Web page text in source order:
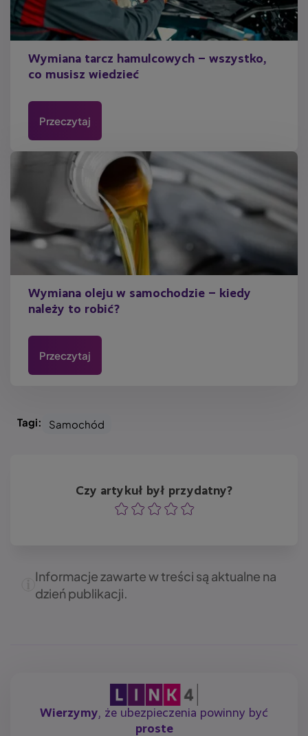
Wymiana tarcz hamulcowych – wszystko,
co musisz wiedzieć
Przeczytaj
Wymiana oleju w samochodzie – kiedy
należy to robić?
Przeczytaj
Tagi: Samochód
Czy artykuł był przydatny?
OcenaOcenaOcena
OcenaOcena
Informacje zawarte w treści są aktualne na
dzień publikacji.
Wierzymy, że ubezpieczenia powinny być
proste